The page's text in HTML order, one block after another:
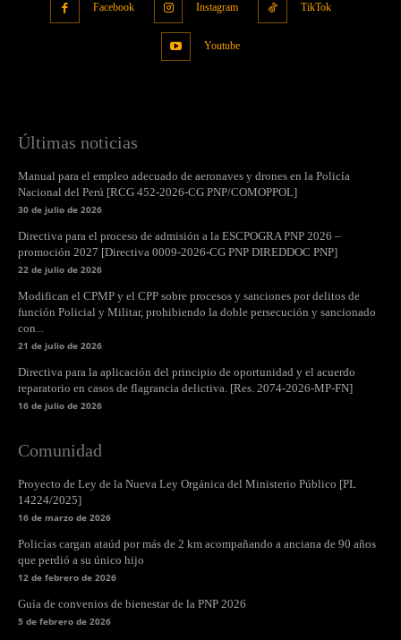
Facebook Instagram TikTok
Youtube
Últimas noticias
Manual para el empleo adecuado de aeronaves y drones en la Policía
Nacional del Perú [RCG 452-2026-CG PNP/COMOPPOL]
30 de julio de 2026
Directiva para el proceso de admisión a la ESCPOGRA PNP 2026 –
promoción 2027 [Directiva 0009-2026-CG PNP DIREDDOC PNP]
22 de julio de 2026
Modifican el CPMP y el CPP sobre procesos y sanciones por delitos de
función Policial y Militar, prohibiendo la doble persecución y sancionado
con...
21 de julio de 2026
Directiva para la aplicación del principio de oportunidad y el acuerdo
reparatorio en casos de flagrancia delictiva. [Res. 2074-2026-MP-FN]
16 de julio de 2026
Comunidad
Proyecto de Ley de la Nueva Ley Orgánica del Ministerio Público [PL
14224/2025]
16 de marzo de 2026
Policías cargan ataúd por más de 2 km acompañando a anciana de 90 años
que perdió a su único hijo
12 de febrero de 2026
Guía de convenios de bienestar de la PNP 2026
5 de febrero de 2026